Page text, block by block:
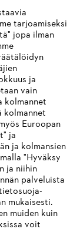
Für
tarjoamiseksi
jopa ilman
ja
vain
kolmannet
kolmannet
Euroopan
ja
ja kolmansien
"Hyväksy
ja niihin
palveluista
mukaisesti.
muiden kuin
voit